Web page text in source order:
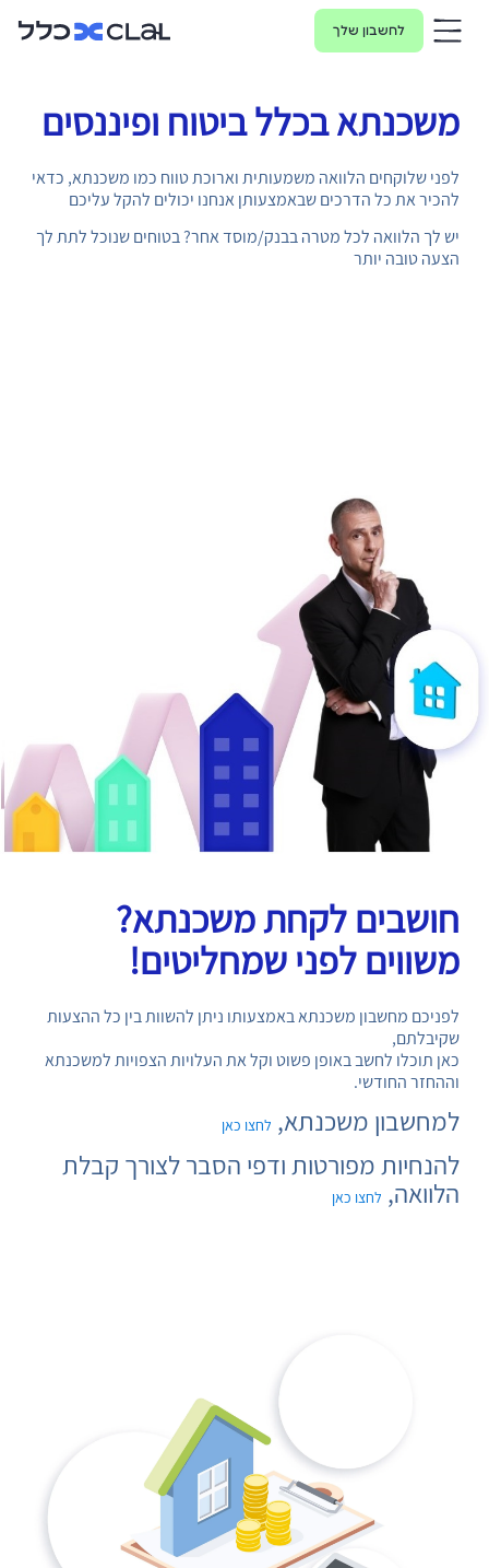
לחשבון שלך
משכנתא בכלל ביטוח ופיננסים
לפני שלוקחים הלוואה משמעותית וארוכת טווח כמו משכנתא, כדאי
להכיר את כל הדרכים שבאמצעותן אנחנו יכולים להקל עליכם
יש לך הלוואה לכל מטרה בבנק/מוסד אחר? בטוחים שנוכל לתת לך
הצעה טובה יותר
חושבים לקחת משכנתא?
משווים לפני שמחליטים!
לפניכם מחשבון משכנתא באמצעותו ניתן להשוות בין כל ההצעות
שקיבלתם,
כאן תוכלו לחשב באופן פשוט וקל את העלויות הצפויות למשכנתא
וההחזר החודשי.
למחשבון משכנתא, לחצו כאן
להנחיות מפורטות ודפי הסבר לצורך קבלת
הלוואה, לחצו כאן